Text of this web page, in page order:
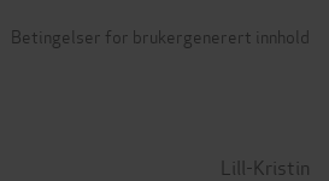
Betingelser for brukergenerert innhold
Lill-Kristin